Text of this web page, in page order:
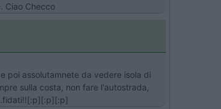
Ciao Checco
poi assolutamnete da vedere isola di
sulla costa, non fare l'autostrada,